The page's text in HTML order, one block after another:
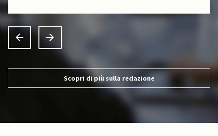
Scopri di più sulla redazione